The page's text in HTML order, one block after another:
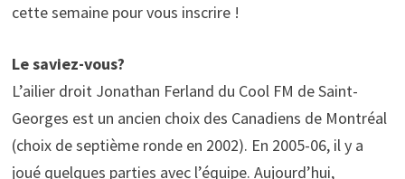
cette semaine pour vous inscrire !
Le saviez-vous?
L’ailier droit Jonathan Ferland du Cool FM de Saint-
Georges est un ancien choix des Canadiens de Montréal
(choix de septième ronde en 2002). En 2005-06, il y a
joué quelques parties avec l’équipe. Aujourd’hui,